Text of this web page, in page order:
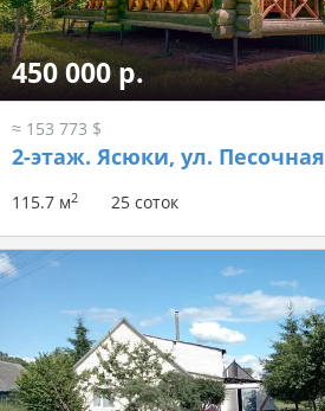
450 000 р.
≈ 153 773 $
2-этаж. Ясюки, ул. Песочная
115.7 м2 25 соток